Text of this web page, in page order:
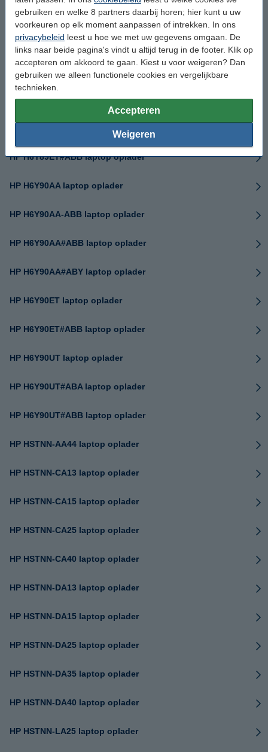
gebruiken en welke 8 partners daarbij horen; hier kunt u uw
voorkeuren op elk moment aanpassen of intrekken. In ons
privacybeleid leest u hoe we met uw gegevens omgaan. De
links naar beide pagina's vindt u altijd terug in de footer. Klik op
accepteren om akkoord te gaan. Kiest u voor weigeren? Dan
gebruiken we alleen functionele cookies en vergelijkbare
technieken.
Accepteren
Weigeren
HP H6Y89AA#ABA laptop oplader
HP H6Y89AA#ABB laptop oplader
HP H6Y89AA#ABY laptop oplader
HP H6Y89AA#UUZ laptop oplader
HP H6Y89ET laptop oplader
HP H6Y89ET#ABB laptop oplader
HP H6Y90AA laptop oplader
HP H6Y90AA-ABB laptop oplader
HP H6Y90AA#ABB laptop oplader
HP H6Y90AA#ABY laptop oplader
HP H6Y90ET laptop oplader
HP H6Y90ET#ABB laptop oplader
HP H6Y90UT laptop oplader
HP H6Y90UT#ABA laptop oplader
HP H6Y90UT#ABB laptop oplader
HP HSTNN-AA44 laptop oplader
HP HSTNN-CA13 laptop oplader
HP HSTNN-CA15 laptop oplader
HP HSTNN-CA25 laptop oplader
HP HSTNN-CA40 laptop oplader
HP HSTNN-DA13 laptop oplader
HP HSTNN-DA15 laptop oplader
HP HSTNN-DA25 laptop oplader
HP HSTNN-DA35 laptop oplader
HP HSTNN-DA40 laptop oplader
HP HSTNN-LA25 laptop oplader